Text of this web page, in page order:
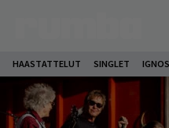
HAASTATTELUT SINGLET